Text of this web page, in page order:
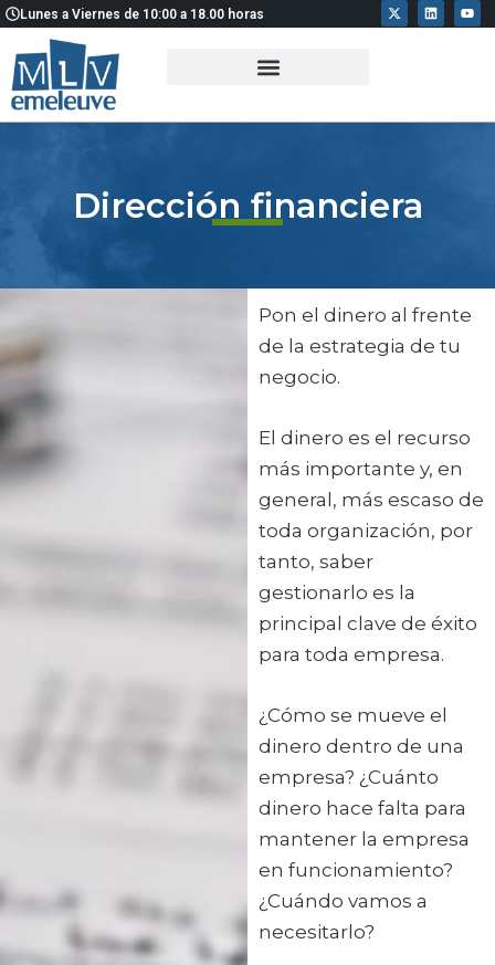
Ir
contenido
Lunes a Viernes de 10:00 a 18.00 horas
X
-
t
L
i
n
Y
o
u
Dirección financiera
Pon el dinero al frente
de la estrategia de tu
negocio.
El dinero es el recurso
más importante y, en
general, más escaso de
toda organización, por
tanto, saber
gestionarlo es la
principal clave de éxito
para toda empresa.
¿Cómo se mueve el
dinero dentro de una
empresa? ¿Cuánto
dinero hace falta para
mantener la empresa
en funcionamiento?
¿Cuándo vamos a
necesitarlo?